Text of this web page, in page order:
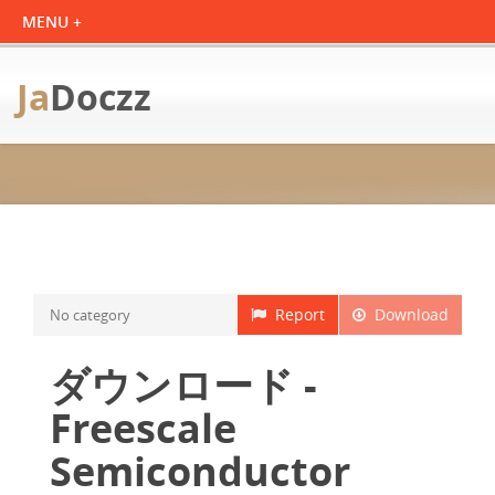
JaDoczz
Download
Report
No category
ダウンロード -
Freescale
Semiconductor